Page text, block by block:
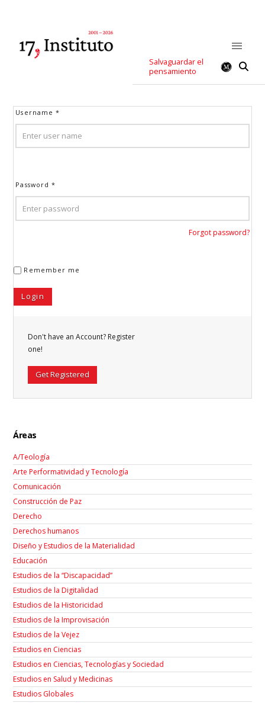
Salvaguardar el
pensamiento
Username*
Password*
Forgot password?
Remember me
Don't have an Account? Register
one!
Get Registered
Áreas
A/Teología
Arte Performatividad y Tecnología
Comunicación
Construcción de Paz
Derecho
Derechos humanos
Diseño y Estudios de la Materialidad
Educación
Estudios de la “Discapacidad”
Estudios de la Digitalidad
Estudios de la Historicidad
Estudios de la Improvisación
Estudios de la Vejez
Estudios en Ciencias
Estudios en Ciencias, Tecnologías y Sociedad
Estudios en Salud y Medicinas
Estudios Globales